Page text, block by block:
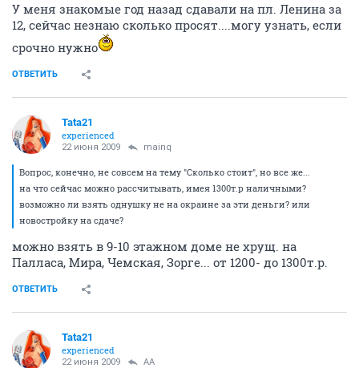
У меня знакомые год назад сдавали на пл. Ленина за
12, сейчас незнаю сколько просят....могу узнать, если
срочно нужно
ОТВЕТИТЬ
Tata21
experienced
22 июня 2009 mainq
Вопрос, конечно, не совсем на тему "Сколько стоит", но все же...
на что сейчас можно рассчитывать, имея 1300т.р наличными?
возможно ли взять однушку не на окраине за эти деньги? или
новостройку на сдаче?
можно взять в 9-10 этажном доме не хрущ. на
Палласа, Мира, Чемская, Зорге... от 1200- до 1300т.р.
ОТВЕТИТЬ
Tata21
experienced
22 июня 2009 AA